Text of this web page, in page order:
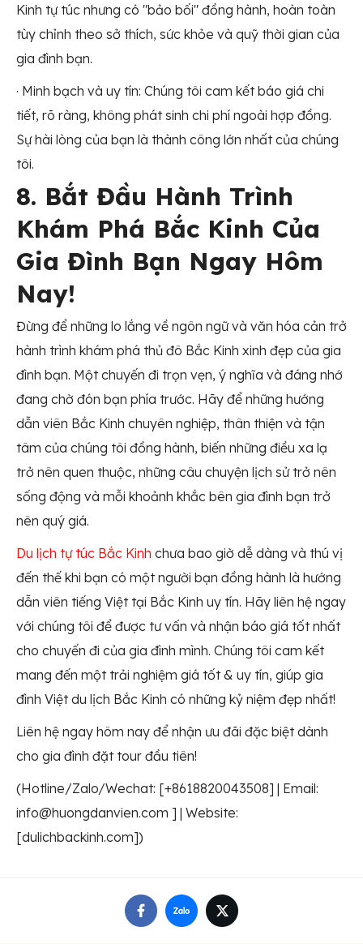
Kinh tự túc nhưng có "bảo bối" đồng hành, hoàn toàn
tùy chỉnh theo sở thích, sức khỏe và quỹ thời gian của
gia đình bạn.
· Minh bạch và uy tín: Chúng tôi cam kết báo giá chi
tiết, rõ ràng, không phát sinh chi phí ngoài hợp đồng.
Sự hài lòng của bạn là thành công lớn nhất của chúng
tôi.
8. Bắt Đầu Hành Trình
Khám Phá Bắc Kinh Của
Gia Đình Bạn Ngay Hôm
Nay!
Đừng để những lo lắng về ngôn ngữ và văn hóa cản trở
hành trình khám phá thủ đô Bắc Kinh xinh đẹp của gia
đình bạn. Một chuyến đi trọn vẹn, ý nghĩa và đáng nhớ
đang chờ đón bạn phía trước. Hãy để những hướng
dẫn viên Bắc Kinh chuyên nghiệp, thân thiện và tận
tâm của chúng tôi đồng hành, biến những điều xa lạ
trở nên quen thuộc, những câu chuyện lịch sử trở nên
sống động và mỗi khoảnh khắc bên gia đình bạn trở
nên quý giá.
Du lịch tự túc Bắc Kinh chưa bao giờ dễ dàng và thú vị
đến thế khi bạn có một người bạn đồng hành là hướng
dẫn viên tiếng Việt tại Bắc Kinh uy tín. Hãy liên hệ ngay
với chúng tôi để được tư vấn và nhận báo giá tốt nhất
cho chuyến đi của gia đình mình. Chúng tôi cam kết
mang đến một trải nghiệm giá tốt & uy tín, giúp gia
đình Việt du lịch Bắc Kinh có những kỷ niệm đẹp nhất!
Liên hệ ngay hôm nay để nhận ưu đãi đặc biệt dành
cho gia đình đặt tour đầu tiên!
(Hotline/Zalo/Wechat: [+8618820043508] | Email:
info@huongdanvien.com ] | Website:
[dulichbackinh.com])